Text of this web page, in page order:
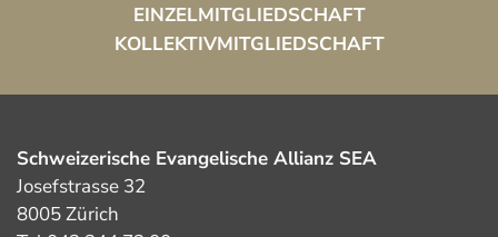
EINZELMITGLIEDSCHAFT
KOLLEKTIVMITGLIEDSCHAFT
Schweizerische Evangelische Allianz SEA
Josefstrasse 32
8005 Zürich